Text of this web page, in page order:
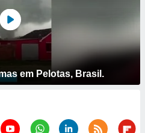
em Pelotas, Brasil.